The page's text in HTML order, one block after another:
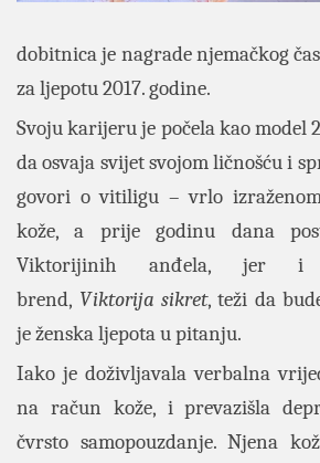
dobitnica je nagrade njemačkog
za ljepotu 2017. godine.
Svoju karijeru je počela kao model
da osvaja svijet svojom ličnošću i
govori o vitiligu – vrlo
kože, a prije godinu dana
Viktorijinih anđela, jer i
brend, Viktorija sikret, teži da
je ženska ljepota u pitanju.
Iako je doživljavala verbalna
na račun kože, i prevazišla
čvrsto samopouzdanje. Njena